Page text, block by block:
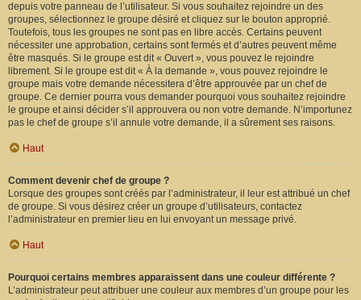
depuis votre panneau de l’utilisateur. Si vous souhaitez rejoindre un des
groupes, sélectionnez le groupe désiré et cliquez sur le bouton approprié.
Toutefois, tous les groupes ne sont pas en libre accès. Certains peuvent
nécessiter une approbation, certains sont fermés et d’autres peuvent même
être masqués. Si le groupe est dit « Ouvert », vous pouvez le rejoindre
librement. Si le groupe est dit « À la demande », vous pouvez rejoindre le
groupe mais votre demande nécessitera d’être approuvée par un chef de
groupe. Ce dernier pourra vous demander pourquoi vous souhaitez rejoindre
le groupe et ainsi décider s’il approuvera ou non votre demande. N’importunez
pas le chef de groupe s’il annule votre demande, il a sûrement ses raisons.
Haut
Comment devenir chef de groupe ?
Lorsque des groupes sont créés par l’administrateur, il leur est attribué un chef
de groupe. Si vous désirez créer un groupe d’utilisateurs, contactez
l’administrateur en premier lieu en lui envoyant un message privé.
Haut
Pourquoi certains membres apparaissent dans une couleur différente ?
L’administrateur peut attribuer une couleur aux membres d’un groupe pour les